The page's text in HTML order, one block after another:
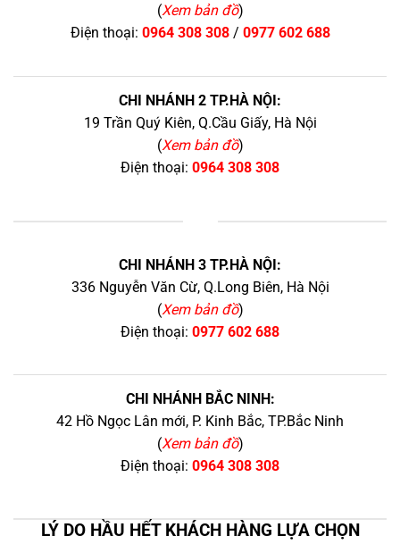
(Xem bản đồ)
Điện thoại: 0964 308 308/ 0977 602 688
CHI NHÁNH 2 TP.HÀ NỘI:
19 Trần Quý Kiên, Q.Cầu Giấy, Hà Nội
(Xem bản đồ)
Điện thoại: 0964 308 308
CHI NHÁNH 3 TP.HÀ NỘI:
336 Nguyễn Văn Cừ, Q.Long Biên, Hà Nội
(Xem bản đồ)
Điện thoại: 0977 602 688
CHI NHÁNH BẮC NINH:
42 Hồ Ngọc Lân mới, P. Kinh Bắc, TP.Bắc Ninh
(Xem bản đồ)
Điện thoại: 0964 308 308
LÝ DO HẦU HẾT KHÁCH HÀNG LỰA CHỌN